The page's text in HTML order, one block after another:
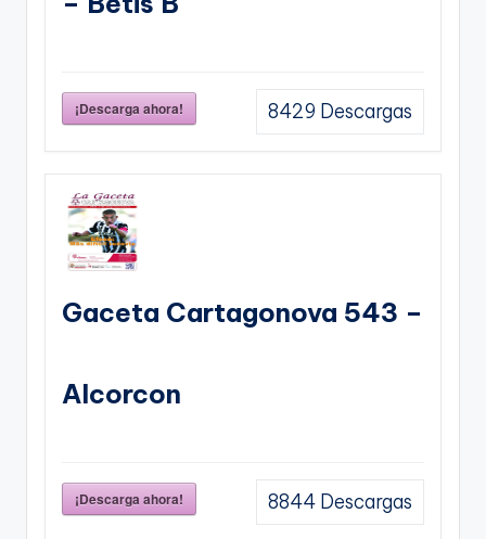
¡Descarga ahora! 8429 Descargas
Gaceta Cartagonova 543 –
Alcorcon
¡Descarga ahora! 8844 Descargas